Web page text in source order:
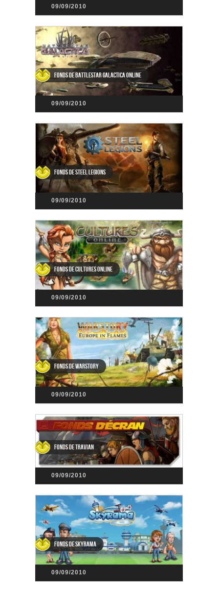
09/09/2010
Fonds de Battlestar Galactica Online
09/09/2010
Fonds de Steel Legions
09/09/2010
Fonds de Cultures Online
09/09/2010
Fonds de Warstory
09/09/2010
Fonds de Travian
09/09/2010
Fonds de SkyRama
09/09/2010